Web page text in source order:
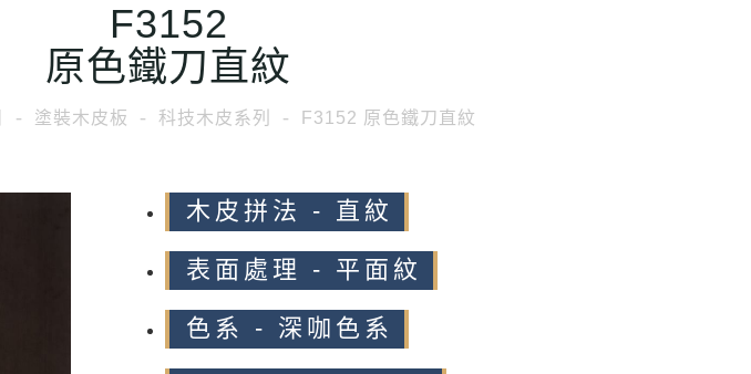
F3152
原色鐵刀直紋
塗裝木皮板 科技木皮系列 F3152 原色鐵刀直紋
木皮拼法 - 直紋
表面處理 - 平面紋
色系 - 深咖色系